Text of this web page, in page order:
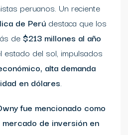
peruanos. Un reciente
de Perú destaca que los
de$213 millones al año
estado del sol, impulsados
alta demanda
en dólares.
fue mencionado como
de inversión en